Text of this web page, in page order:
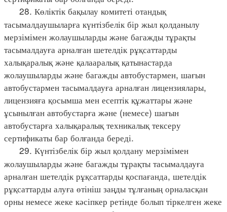
28. Көліктік бақылау комитеті отандық
тасымалдаушыларға күнтізбелік бір жыл қолданылу
мерзімімен жолаушыларды және багажды тұрақты
тасымалдауға арналған шетелдік рұқсаттарды
халықаралық және қалааралық қатынастарда
жолаушыларды және багажды автобустармен, шағын
автобустармен тасымалдауға арналған лицензиялары,
лицензияға қосымша мен есептік құжаттары және
ұсынылған автобустарға және (немесе) шағын
автобустарға халықаралық техникалық тексеру
сертификаты бар болғанда береді.
29. Күнтізбелік бір жыл қолдану мерзімімен
жолаушыларды және багажды тұрақты тасымалдауға
арналған шетелдік рұқсаттарды қоспағанда, шетелдік
рұқсаттарды алуға өтініш заңды тұлғаның орналасқан
орны немесе жеке кәсіпкер ретінде болып тіркелген жеке